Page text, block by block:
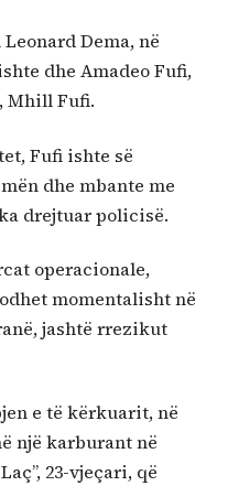
Dema, në
dhe Amadeo Fufi,
Mhill Fufi.
Fufi ishte së
dhe mbante me
drejtuar policisë.
operacionale,
momentalisht në
jashtë rrezikut
e të kërkuarit, në
një karburant në
23-vjeçari, që